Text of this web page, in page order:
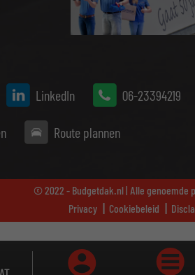
LinkedIn 06-23394219
Route plannen
© 2022 - Budgetdak.nl | Alle genoemde
Privacy
Cookiebeleid